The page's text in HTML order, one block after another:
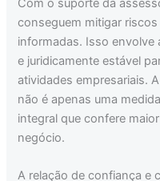
Com o suporte da
conseguem mitigar
informadas. Isso envolve
e juridicamente estável
atividades empresariais.
não é apenas uma
integral que confere
negócio.
A relação de confiança e